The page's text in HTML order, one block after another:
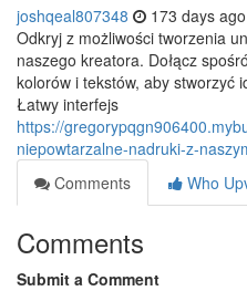
joshqeal807348 173 days ago
Odkryj z możliwości tworzenia
naszego kreatora. Dołącz
kolorów i tekstów, aby stworzyć
Łatwy interfejs
https://
niepowtarzalne-nadruki-z-
Comments
Who
Comments
Submit a Comment